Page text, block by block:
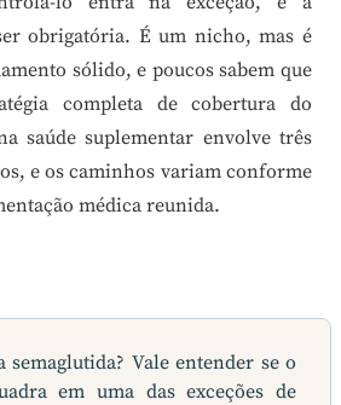
obrigatória. É um nicho, mas é
sólido, e poucos sabem que
completa de cobertura do
saúde suplementar envolve três
e os caminhos variam conforme
médica reunida.
semaglutida? Vale entender se o
em uma das exceções de